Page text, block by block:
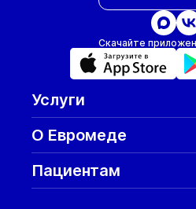
Скачайте
Услуги
О Евромеде
Пациентам